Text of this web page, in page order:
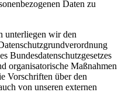
Daten zu
unterliegen wir den
Bundesdatenschutzgesetzes
organisatorische Maßnahmen
Vorschriften über den
von unseren externen